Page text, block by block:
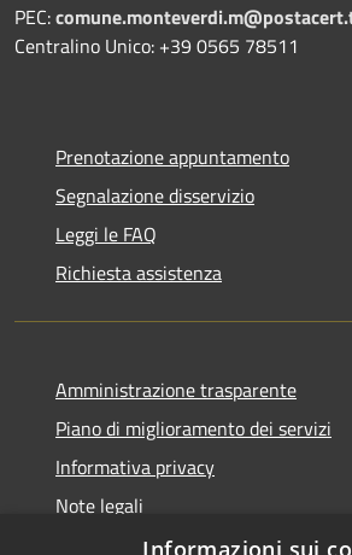
PEC:
Centralino Unico: +39 0565 78511
Prenotazione appuntamento
Segnalazione disservizio
Leggi le FAQ
Richiesta assistenza
Amministrazione trasparente
Piano di miglioramento dei servizi
Informativa privacy
Note legali
Dichiarazione di accessibilità
Informazioni sui